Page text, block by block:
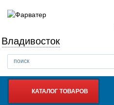
Владивосток
КАТАЛОГ ТОВАРОВ